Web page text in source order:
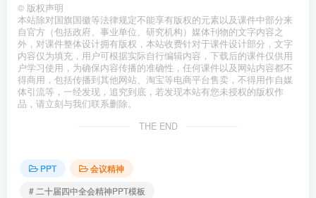
© 版权声明
本站除对国旗国徽等法律规定不能享有版权的元素以及课件中部分来
自官方（包括政府、事业单位、研究机构）媒体刊物的文字内容之
外，对课件整体设计拥有版权，本站收费针对于课件设计部分，文字
内容仅为填充，用户可根据实际自行编辑内容，下载后的课件仅供用
户学习使用，为确保内容传播的准确性，任何课件以及网站内容都不
得商用，包括传播到其他网站、淘宝等电商平台售卖，不得用作自媒
体引流等，一经发现，追究到底，若发现本站有您未授权的版权作
品，请立刻与我们联系删除。
THE END
PPT
会议精神
# 二十届四中全会精神PPT模板